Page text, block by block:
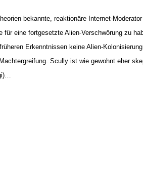
bekannte, reaktionäre Internet-
eine fortgesetzte Alien-Verschwörung zu
Erkenntnissen keine Alien-
Scully ist wie gewohnt eher